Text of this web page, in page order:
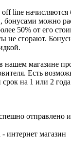
line начисляются
бонусами можно
50% от его
не сгорают.
нашем магазине
Есть
на 1 или 2
отправлено
интернет магазин